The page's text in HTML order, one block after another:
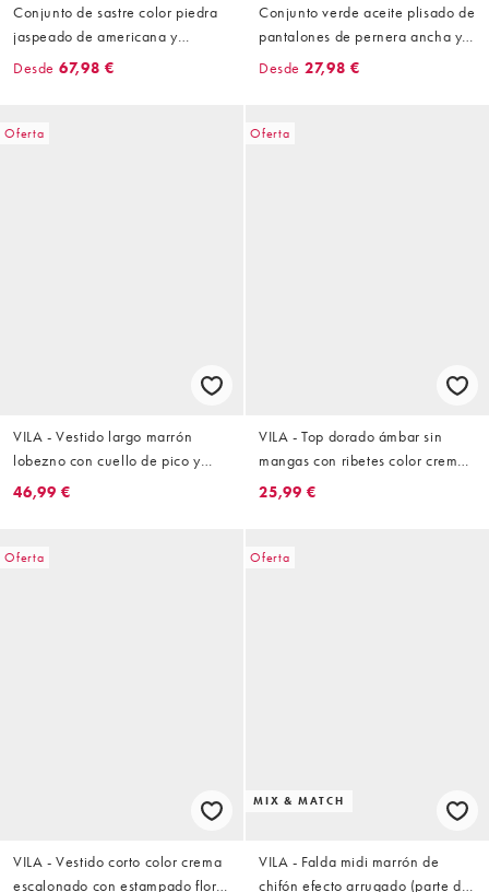
Conjunto de sastre color piedra
jaspeado de americana y
pantalones de pernera recta de
Desde 67,98 €
Conjunto verde aceite plisado de
pantalones de pernera ancha y
camiseta de VILA
Desde 27,98 €
Oferta
VILA - Vestido largo marrón
lobezno con cuello de pico y
lazada lateral
46,99 €
Oferta
VILA - Top dorado ámbar sin
mangas con ribetes color crema
de punto
25,99 €
Oferta
VILA - Vestido corto color crema
escalonado con estampado floral
Oferta
MIX & MATCH
VILA - Falda midi marrón de
chifón efecto arrugado (parte de